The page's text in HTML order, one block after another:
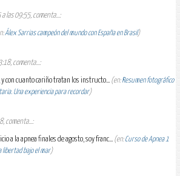
las 09:55, comenta...:
Álex Sarrias campeón del mundo con España en Brasil)
comenta...:
con cuanto cariño tratan los instructo... (en:Resumen fotográfico
Una experiencia para recordar)
comenta...:
a la apnea finales de agosto, soy franc... (en:Curso de Apnea 1
libertad bajo el mar)